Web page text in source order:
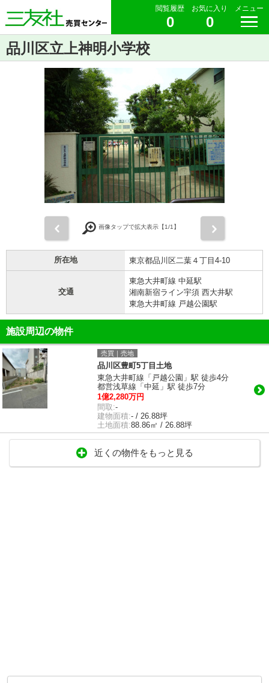
閲覧履歴
0
お気に入り
0
メニュー
品川区立上神明小学校
画像タップで拡大表示【1/1】
所在地 東京都品川区二葉４丁目4-10
交通
東急大井町線 中延駅
湘南新宿ライン宇須 西大井駅
東急大井町線 戸越公園駅
施設周辺の物件
売買｜売地
品川区豊町5丁目土地
東急大井町線「戸越公園」駅 徒歩4分
都営浅草線「中延」駅 徒歩7分
1億2,280万円
間取:-
建物面積:- / 26.88坪
土地面積:88.86㎡ / 26.88坪
近くの物件をもっと見る